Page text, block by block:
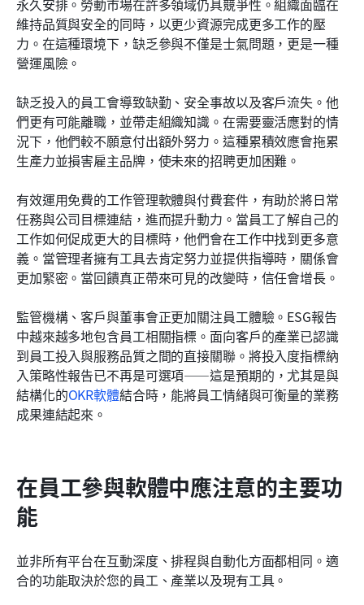
維持品質與安全的同時，以更少資源完成更多工作的壓
力。在這種環境下，缺乏參與不僅是士氣問題，更是一種
營運風險。
缺乏投入的員工會導致缺勤、安全事故以及客戶流失。他
們更有可能離職，並帶走組織知識。在需要靈活應對的情
況下，他們較不願意付出額外努力。這種累積效應會拖累
生產力並損害雇主品牌，使未來的招聘更加困難。
有效運用免費的工作管理軟體與付費套件，有助於將日常
任務與公司目標連結，進而提升動力。當員工了解自己的
工作如何促成更大的目標時，他們會在工作中找到更多意
義。當管理者擁有工具去肯定努力並提供指導時，關係會
更加緊密。當回饋真正帶來可見的改變時，信任會增長。
監管機構、客戶與董事會正更加關注員工體驗。ESG報告
中越來越多地包含員工相關指標。面向客戶的產業已認識
到員工投入與服務品質之間的直接關聯。將投入度指標納
入策略性報告已不再是可選項——這是預期的，尤其是與
結構化的OKR軟體結合時，能將員工情緒與可衡量的業務
成果連結起來。
在員工參與軟體中應注意的主要功
能
並非所有平台在互動深度、排程與自動化方面都相同。適
合的功能取決於您的員工、產業以及現有工具。